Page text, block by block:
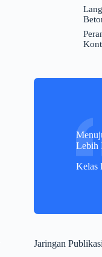
Lebih
Kelas
Jaringan Publikasi